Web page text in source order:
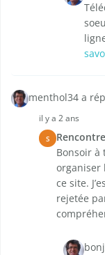
menthol34 a
il y a 2 ans
S
Bonsoir à
organiser
ce site.
rejetée